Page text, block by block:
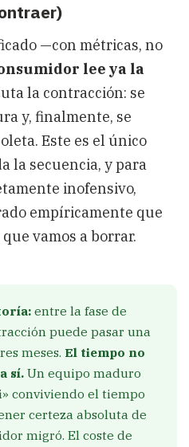
—con métricas, no
lee ya la
la contracción: se
y, finalmente, se
Este es el único
la secuencia, y para
inofensivo,
empíricamente que
vamos a borrar.
entre la fase de
puede pasar una
meses. El tiempo no
sí. Un equipo maduro
conviviendo el tiempo
certeza absoluta de
migró. El coste de